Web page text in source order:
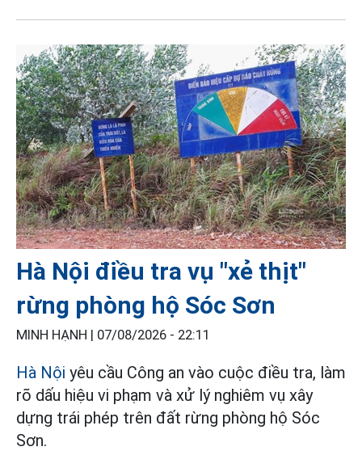
Hà Nội điều tra vụ "xẻ thịt"
rừng phòng hộ Sóc Sơn
MINH HẠNH | 07/08/2026 - 22:11
Hà Nội yêu cầu Công an vào cuộc điều tra, làm
rõ dấu hiệu vi phạm và xử lý nghiêm vụ xây
dựng trái phép trên đất rừng phòng hộ Sóc
Sơn.